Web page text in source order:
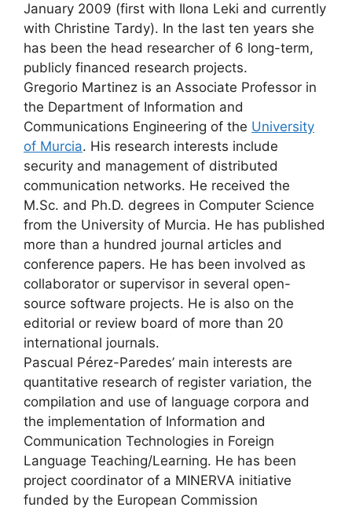
January 2009 (first with Ilona Leki and currently
with Christine Tardy). In the last ten years she
has been the head researcher of 6 long-term,
publicly financed research projects.
Gregorio Martinez is an Associate Professor in
the Department of Information and
Communications Engineering of the University
of Murcia. His research interests include
security and management of distributed
communication networks. He received the
M.Sc. and Ph.D. degrees in Computer Science
from the University of Murcia. He has published
more than a hundred journal articles and
conference papers. He has been involved as
collaborator or supervisor in several open-
source software projects. He is also on the
editorial or review board of more than 20
international journals.
Pascual Pérez-Paredes’ main interests are
quantitative research of register variation, the
compilation and use of language corpora and
the implementation of Information and
Communication Technologies in Foreign
Language Teaching/Learning. He has been
project coordinator of a MINERVA initiative
funded by the European Commission